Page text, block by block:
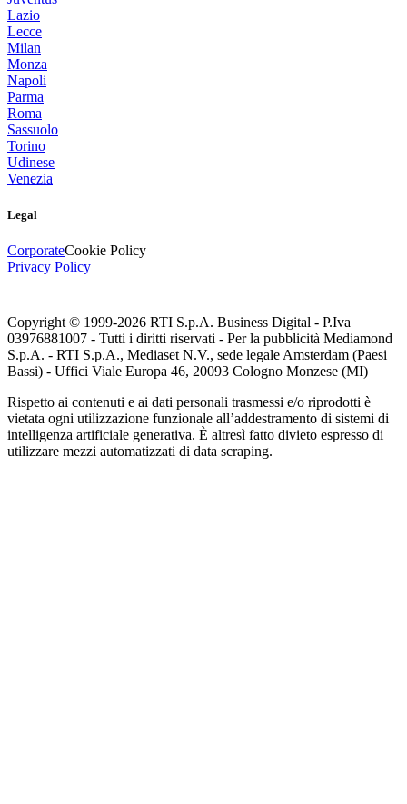
Lazio
Lecce
Milan
Monza
Napoli
Parma
Roma
Sassuolo
Torino
Udinese
Venezia
Legal
CorporateCookie Policy
Privacy Policy
Copyright © 1999-2026 RTI S.p.A. Business Digital - P.Iva
03976881007 - Tutti i diritti riservati - Per la pubblicità Mediamond
S.p.A. - RTI S.p.A., Mediaset N.V., sede legale Amsterdam (Paesi
Bassi) - Uffici Viale Europa 46, 20093 Cologno Monzese (MI)
Rispetto ai contenuti e ai dati personali trasmessi e/o riprodotti è
vietata ogni utilizzazione funzionale all’addestramento di sistemi di
intelligenza artificiale generativa. È altresì fatto divieto espresso di
utilizzare mezzi automatizzati di data scraping.